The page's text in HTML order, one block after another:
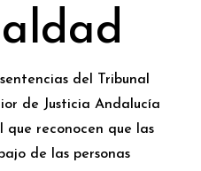
del Tribunal
de Justicia Andalucía
que reconocen que las
de las personas